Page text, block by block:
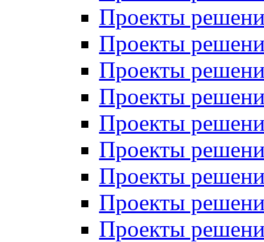
Проекты
Проекты
Проекты
Проекты
Проекты
Проекты
Проекты
Проекты
Проекты